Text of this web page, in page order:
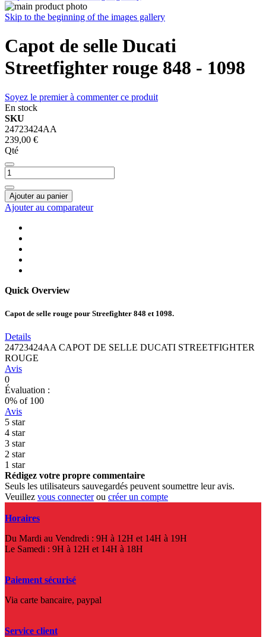
Skip to the beginning of the images gallery
Capot de selle Ducati
Streetfighter rouge 848 - 1098
Soyez le premier à commenter ce produit
En stock
SKU
24723424AA
239,00 €
Qté
Ajouter au panier
Ajouter au comparateur
Quick Overview
Capot de selle rouge pour Streefighter 848 et 1098.
Details
24723424AA CAPOT DE SELLE DUCATI STREETFIGHTER
ROUGE
Avis
0
Évaluation :
0% of 100
Avis
5 star
4 star
3 star
2 star
1 star
Rédigez votre propre commentaire
Seuls les utilisateurs sauvegardés peuvent soumettre leur avis.
Veuillez vous connecterou créer un compte
Horaires
Du Mardi au Vendredi : 9H à 12H et 14H à 19H
Le Samedi : 9H à 12H et 14H à 18H
Paiement sécurisé
Via carte bancaire, paypal
Service client